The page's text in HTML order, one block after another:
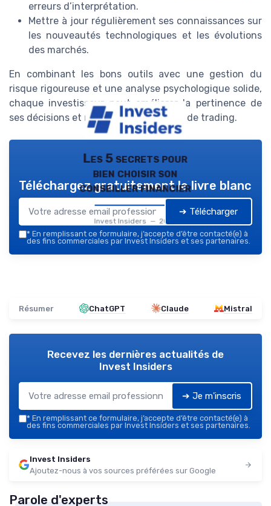
erreurs d’interprétation.
Mettre à jour régulièrement ses connaissances sur
les nouveautés technologiques et les évolutions
des marchés.
En combinant les bons outils avec une gestion du
risque rigoureuse et une analyse psychologique solide,
chaque investisseur peut améliorer la pertinence de
ses décisions et renforcer sa stratégie de trading.
Les 5 secrets pour
bien choisir son
conseiller financier
Invest Insiders — 2026
Téléchargez gratuitement le livre blanc
➔ Télécharger
* En remplissant ce formulaire, j’accepte d’être contacté(e) à
des fins commerciales par Invest Insiders et ses partenaires.
Résumer ChatGPT Claude Mistral
Recevez les dernières actualités de
Invest Insiders
➔ Je m'inscris
* En remplissant ce formulaire, j’accepte d’être contacté(e) à
des fins commerciales par Invest Insiders et ses partenaires.
Invest Insiders
Ajoutez-nous à vos sources préférées sur Google
Parole d'experts